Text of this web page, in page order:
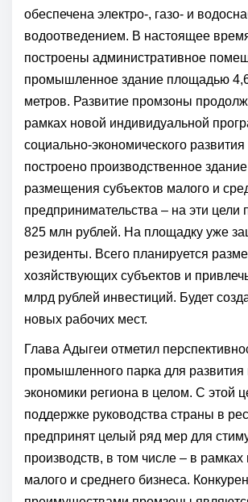
обеспечена электро-, газо- и
водоотведением. В настоящее
построены административное
промышленное здание площадью
метров. Развитие промзоны
рамках новой индивидуальной
социально-экономического
построено производственное
размещения субъектов малого и
предпринимательства – на эти цели
825 млн рублей. На площадку уже
резиденты. Всего планируется
хозяйствующих субъектов и
млрд рублей инвестиций. Будет
новых рабочих мест.
Глава Адыгеи отметил
промышленного парка для развития
экономики региона в целом. С этой
поддержке руководства страны в
предпринят целый ряд мер для
производств, в том числе – в
малого и среднего бизнеса.